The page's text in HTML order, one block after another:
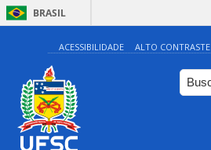
BRASIL
ACESSIBILIDADE ALTO CONTRASTE